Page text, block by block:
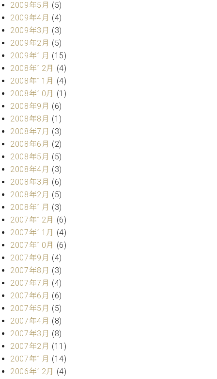
2009年5月 (5)
2009年4月 (4)
2009年3月 (3)
2009年2月 (5)
2009年1月 (15)
2008年12月 (4)
2008年11月 (4)
2008年10月 (1)
2008年9月 (6)
2008年8月 (1)
2008年7月 (3)
2008年6月 (2)
2008年5月 (5)
2008年4月 (3)
2008年3月 (6)
2008年2月 (5)
2008年1月 (3)
2007年12月 (6)
2007年11月 (4)
2007年10月 (6)
2007年9月 (4)
2007年8月 (3)
2007年7月 (4)
2007年6月 (6)
2007年5月 (5)
2007年4月 (8)
2007年3月 (8)
2007年2月 (11)
2007年1月 (14)
2006年12月 (4)